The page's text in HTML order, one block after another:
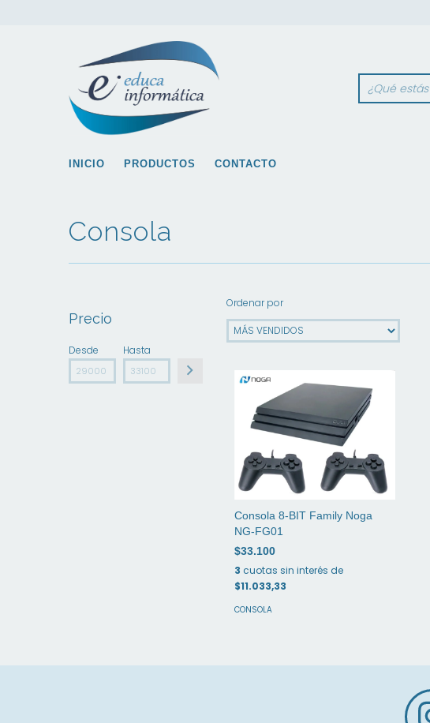
INICIO PRODUCTOS CONTACTO
Consola
Precio
Desde Hasta
Ordenar por
Consola 8-BIT Family Noga
NG-FG01
$33.100
3 cuotas sin interés de
$11.033,33
CONSOLA